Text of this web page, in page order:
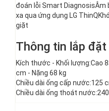
đoán lỗi Smart DiagnosisÂm
xa qua ứng dụng LG ThinQ
giặt
Thông tin lắp đặt
Kích thước - Khối lượng:Cao
cm - Nặng 68 kg
Chiều dài ống cấp nước:125
Chiều dài ống thoát